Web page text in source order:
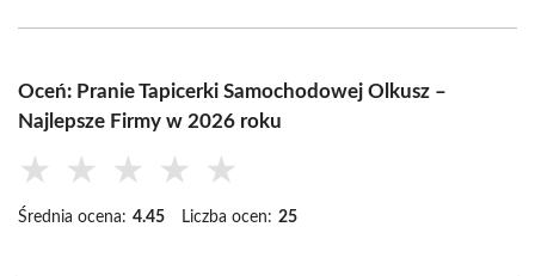
Oceń: Pranie Tapicerki Samochodowej Olkusz –
Najlepsze Firmy w 2026 roku
★ ★ ★ ★ ★
Średnia ocena: 4.45 Liczba ocen: 25